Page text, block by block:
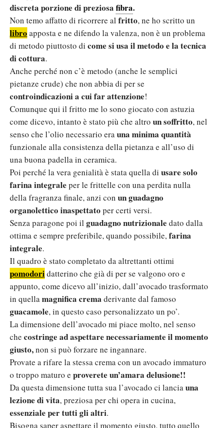
discreta porzione di preziosa fibra.
Non temo affatto di ricorrere al fritto, ne ho scritto un
libro apposta e ne difendo la valenza, non è un problema
di metodo piuttosto di come si usa il metodo e la tecnica
di cottura.
Anche perché non c’è metodo (anche le semplici
pietanze crude) che non abbia di per se
controindicazioni a cui far attenzione!
Comunque qui il fritto me lo sono giocato con astuzia
come dicevo, intanto è stato più che altro un soffritto, nel
senso che l’olio necessario erauna minima quantità
funzionale alla consistenza della pietanza e all’uso di
una buona padella in ceramica.
Poi perché la vera genialità è stata quella di usare solo
farina integrale per le frittelle con una perdita nulla
della fragranza finale, anzi con un guadagno
organolettico inaspettato per certi versi.
Senza paragone poi il guadagno nutrizionale dato dalla
ottima e sempre preferibile, quando possibile,farina
integrale.
Il quadro è stato completato da altrettanti ottimi
pomodoridatterino che già di per se valgono oro e
appunto, come dicevo all’inizio, dall’avocado trasformato
in quellamagnifica crema derivante dal famoso
guacamole, in questo caso personalizzato un po’.
La dimensione dell’avocado mi piace molto, nel senso
che costringe ad aspettare necessariamente il momento
giusto,non si può forzare ne ingannare.
Provate a rifare la stessa crema con un avocado immaturo
o troppo maturo e proverete un’amara delusione!!
Da questa dimensione tutta sua l’avocado ci lanciauna
lezione di vita, preziosa per chi opera in cucina,
essenziale per tutti gli altri.
Bisogna saper aspettare il momento giusto, tutto quello